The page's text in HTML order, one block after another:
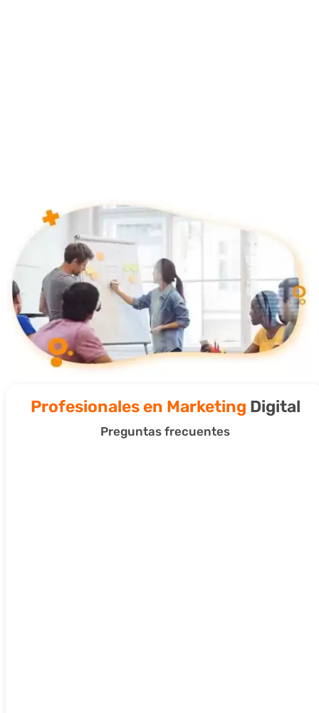
Profesionales en Marketing Digital
Preguntas frecuentes